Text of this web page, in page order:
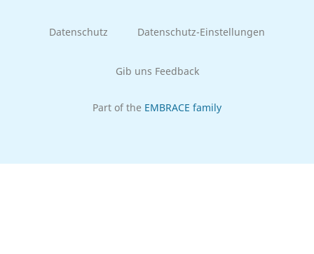
Datenschutz Datenschutz-Einstellungen
Gib uns Feedback
Part of the EMBRACE family